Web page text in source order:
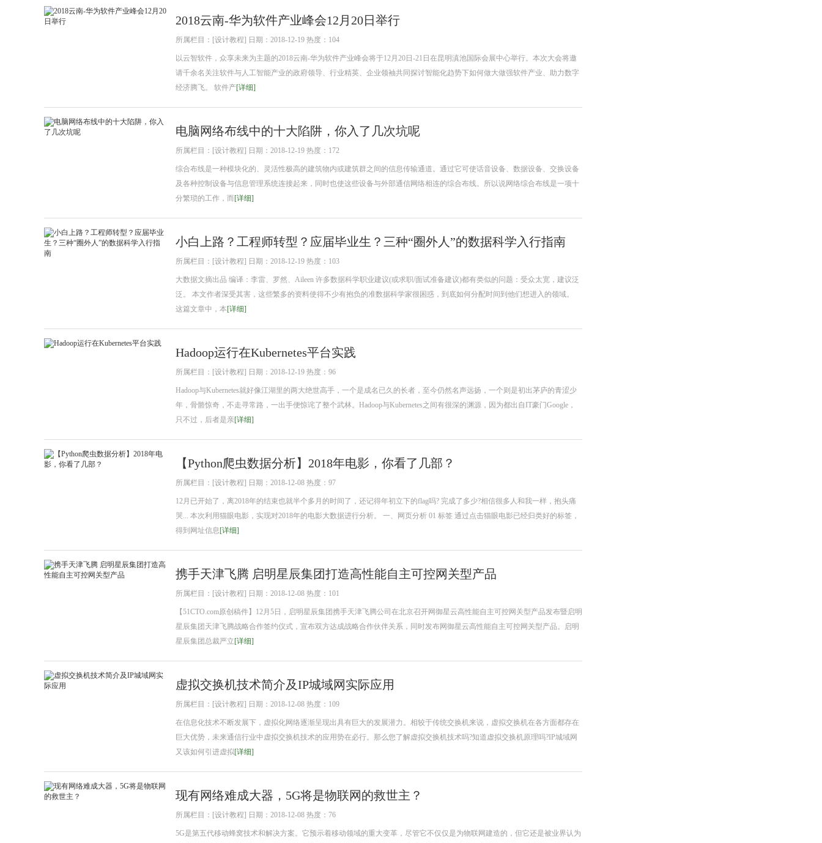
2018云南-华为软件产业峰会12月20日举行
所属栏目：[设计教程] 日期：2018-12-19 热度：104
以云智软件，众享未来为主题的2018云南-华为软件产业峰会将于12月20日-21日在昆明滇池国际会展中心举行。本次大会将邀
请千余名关注软件与人工智能产业的政府领导、行业精英、企业领袖共同探讨智能化趋势下如何做大做强软件产业、助力数字
经济腾飞。 软件产[详细]
电脑网络布线中的十大陷阱，你入了几次坑呢
所属栏目：[设计教程] 日期：2018-12-19 热度：172
综合布线是一种模块化的、灵活性极高的建筑物内或建筑群之间的信息传输通道。通过它可使话音设备、数据设备、交换设备
及各种控制设备与信息管理系统连接起来，同时也使这些设备与外部通信网络相连的综合布线。所以说网络综合布线是一项十
分繁琐的工作，而[详细]
小白上路？工程师转型？应届毕业生？三种“圈外人”的数据科学入行指南
所属栏目：[设计教程] 日期：2018-12-19 热度：103
大数据文摘出品 编译：李雷、罗然、Aileen 许多数据科学职业建议(或求职/面试准备建议)都有类似的问题：受众太宽，建议泛
泛。 本文作者深受其害，这些繁多的资料使得不少有抱负的准数据科学家很困惑，到底如何分配时间到他们想进入的领域。
这篇文章中，本[详细]
Hadoop运行在Kubernetes平台实践
所属栏目：[设计教程] 日期：2018-12-19 热度：96
Hadoop与Kubernetes就好像江湖里的两大绝世高手，一个是成名已久的长者，至今仍然名声远扬，一个则是初出茅庐的青涩少
年，骨骼惊奇，不走寻常路，一出手便惊诧了整个武林。Hadoop与Kubernetes之间有很深的渊源，因为都出自IT豪门Google，
只不过，后者是亲[详细]
【Python爬虫数据分析】2018年电影，你看了几部？
所属栏目：[设计教程] 日期：2018-12-08 热度：97
12月已开始了，离2018年的结束也就半个多月的时间了，还记得年初立下的flag吗? 完成了多少?相信很多人和我一样，抱头痛
哭... 本次利用猫眼电影，实现对2018年的电影大数据进行分析。 一、网页分析 01 标签 通过点击猫眼电影已经归类好的标签，
得到网址信息[详细]
携手天津飞腾 启明星辰集团打造高性能自主可控网关型产品
所属栏目：[设计教程] 日期：2018-12-08 热度：101
【51CTO.com原创稿件】12月5日，启明星辰集团携手天津飞腾公司在北京召开网御星云高性能自主可控网关型产品发布暨启明
星辰集团天津飞腾战略合作签约仪式，宣布双方达成战略合作伙伴关系，同时发布网御星云高性能自主可控网关型产品。启明
星辰集团总裁严立[详细]
虚拟交换机技术简介及IP城域网实际应用
所属栏目：[设计教程] 日期：2018-12-08 热度：109
在信息化技术不断发展下，虚拟化网络逐渐呈现出具有巨大的发展潜力。相较于传统交换机来说，虚拟交换机在各方面都存在
巨大优势，未来通信行业中虚拟交换机技术的应用势在必行。那么您了解虚拟交换机技术吗?知道虚拟交换机原理吗?IP城域网
又该如何引进虚拟[详细]
现有网络难成大器，5G将是物联网的救世主？
所属栏目：[设计教程] 日期：2018-12-08 热度：76
5G是第五代移动蜂窝技术和解决方案。它预示着移动领域的重大变革，尽管它不仅仅是为物联网建造的，但它还是被业界认为